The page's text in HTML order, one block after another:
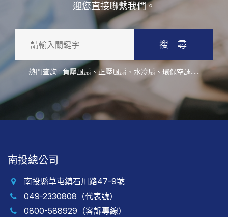
迎您直接聯繫我們。
搜 尋
熱門查詢 :負壓風扇 、正壓風扇 、 水冷扇 、 環保空調......
南投總公司
南投縣草屯鎮石川路47-9號
049-2330808（代表號）
0800-588929（客訴專線）